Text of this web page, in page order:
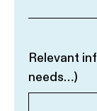
Relevant
needs…)